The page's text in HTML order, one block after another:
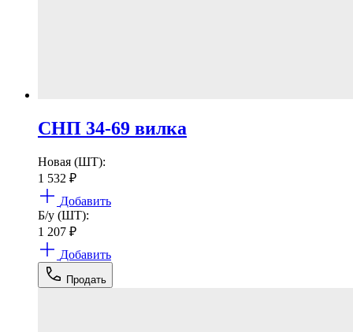
СНП 34-69 вилка
Новая (ШТ):
1 532 ₽
Добавить
Б/у (ШТ):
1 207 ₽
Добавить
Продать